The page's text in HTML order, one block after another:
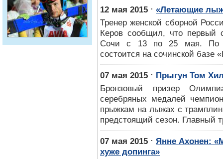
12 мая 2015 ⋅ «Летающие
Тренер женской сборной
Керов сообщил, что первый
Сочи с 13 по 25 мая. По
состоится на сочинской базе
07 мая 2015 ⋅ Прыгун Том
Бронзовый призер
серебряных медалей
прыжкам на лыжах с
предстоящий сезон. Главный
07 мая 2015 ⋅ Янне Ахонен:
хуже допинга»